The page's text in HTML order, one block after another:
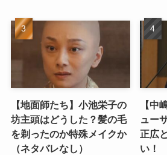
【地面師たち】小池栄子の
坊主頭はどうした？髪の毛
を剃ったのか特殊メイクか
（ネタバレなし）
【中
ュー
正広
い！